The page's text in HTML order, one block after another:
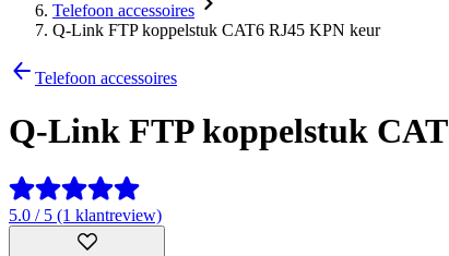
Telefoon accessoires
Q-Link FTP koppelstuk CAT6 RJ45 KPN keur
Telefoon accessoires
Q-Link FTP koppelstuk
5.0 / 5 (1 klantreview)